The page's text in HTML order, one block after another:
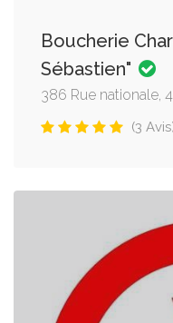
Boucherie
Sébastien"
386 Rue nationale,
(3